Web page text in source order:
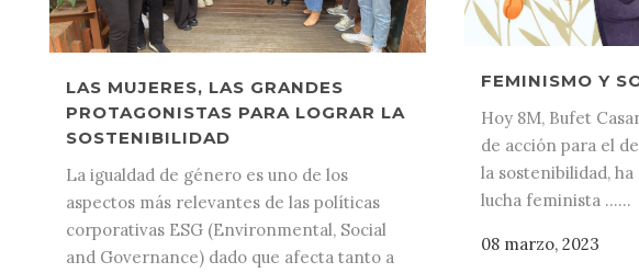
LAS MUJERES, LAS GRANDES
PROTAGONISTAS PARA LOGRAR LA
SOSTENIBILIDAD
La igualdad de género es uno de los
aspectos más relevantes de las políticas
corporativas ESG (Environmental, Social
and Governance) dado que afecta tanto a
FEMINISMO Y
Hoy 8M, Bufet
de acción para el
la sostenibilidad,
lucha feminista ......
08 marzo, 2023